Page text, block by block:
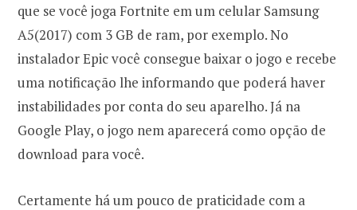
que se você joga Fortnite em um celular Samsung
A5(2017) com 3 GB de ram, por exemplo. No
instalador Epic você consegue baixar o jogo e recebe
uma notificação lhe informando que poderá haver
instabilidades por conta do seu aparelho. Já na
Google Play, o jogo nem aparecerá como opção de
download para você.
Certamente há um pouco de praticidade com a